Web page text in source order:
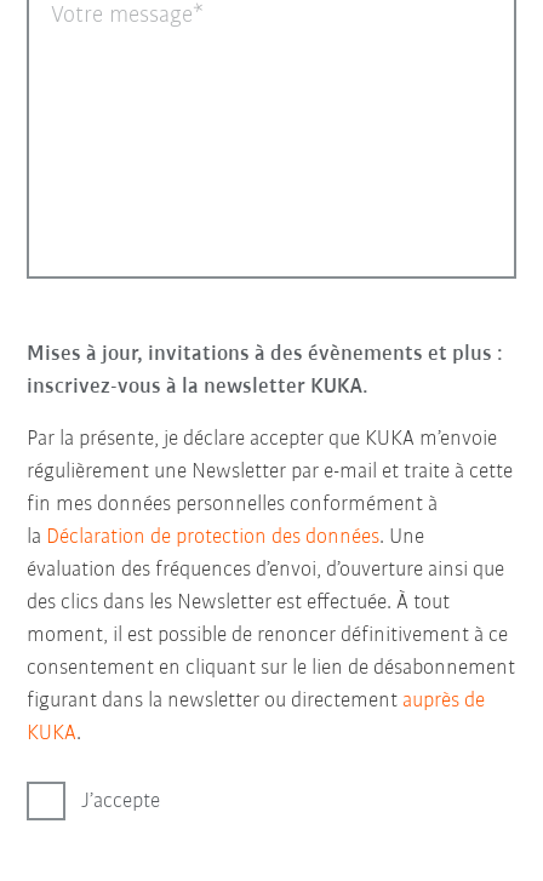
Votre message
Mises à jour, invitations à des évènements et plus :
inscrivez-vous à la newsletter KUKA.
Par la présente, je déclare accepter que KUKA m’envoie
régulièrement une Newsletter par e-mail et traite à cette
fin mes données personnelles conformément à
la Déclaration de protection des données. Une
évaluation des fréquences d’envoi, d’ouverture ainsi que
des clics dans les Newsletter est effectuée. À tout
moment, il est possible de renoncer définitivement à ce
consentement en cliquant sur le lien de désabonnement
figurant dans la newsletter ou directement auprès de
KUKA.
J’accepte